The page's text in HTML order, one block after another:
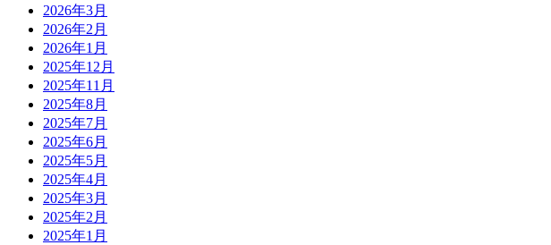
2026年3月
2026年2月
2026年1月
2025年12月
2025年11月
2025年8月
2025年7月
2025年6月
2025年5月
2025年4月
2025年3月
2025年2月
2025年1月